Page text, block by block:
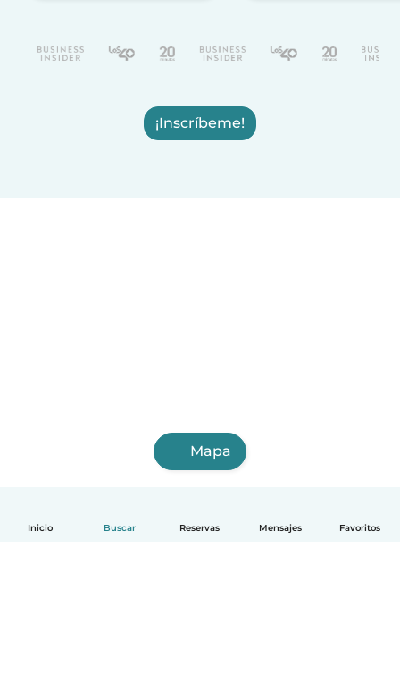
Inicio Buscar Reservas Mensajes Favoritos
¡Inscríbeme!
Mapa